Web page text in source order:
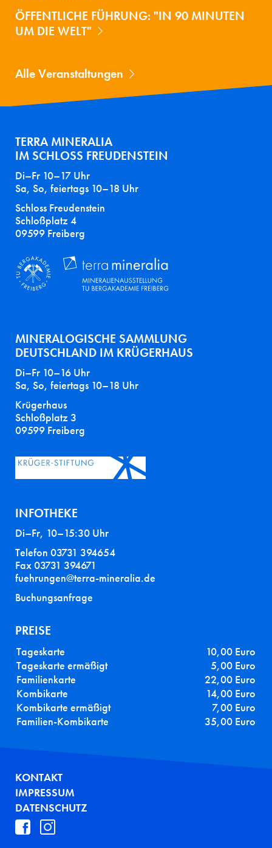
ÖFFENTLICHE FÜHRUNG: "IN 90 MINUTEN
UM DIE WELT"
Alle Veranstaltungen
TERRA MINERALIA
IM SCHLOSS FREUDENSTEIN
Di–Fr 10–17 Uhr
Sa, So, feiertags 10–18 Uhr
Schloss Freudenstein
Schloßplatz 4
09599 Freiberg
MINERALOGISCHE SAMMLUNG
DEUTSCHLAND IM KRÜGERHAUS
Di–Fr 10–16 Uhr
Sa, So, feiertags 10–18 Uhr
Krügerhaus
Schloßplatz 3
09599 Freiberg
INFOTHEKE
Di–Fr, 10–15:30 Uhr
Telefon 03731 394654
Fax 03731 394671
fuehrungen@terra-mineralia.de
Buchungsanfrage
PREISE
Tageskarte
10,00 Euro
Tageskarte ermäßigt
5,00 Euro
Familienkarte
22,00 Euro
Kombikarte
14,00 Euro
Kombikarte ermäßigt
7,00 Euro
Familien-Kombikarte
35,00 Euro
FUSSZEILE
KONTAKT
IMPRESSUM
DATENSCHUTZ